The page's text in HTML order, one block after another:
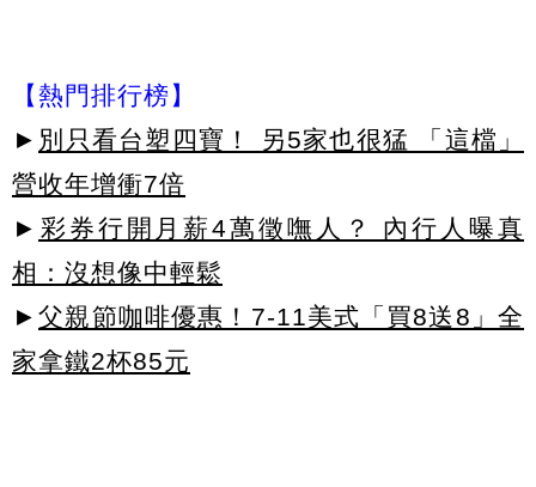
【熱門排行榜】
► 別只看台塑四寶！ 另5家也很猛 「這檔」
營收年增衝7倍
► 彩券行開月薪4萬徵嘸人？ 內行人曝真
相：沒想像中輕鬆
► 父親節咖啡優惠！7-11美式「買8送8」全
家拿鐵2杯85元